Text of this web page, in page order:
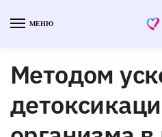
МЕНЮ
Методом